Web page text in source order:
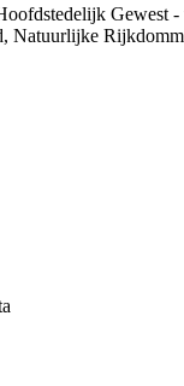
Gewest
Natuurlijke